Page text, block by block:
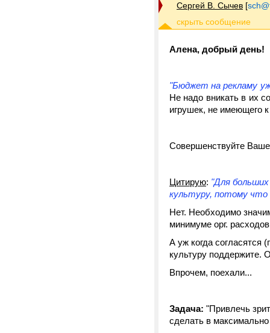
Сергей В. Сычев [
Алена, добрый день!
"Бюджет на рекламу
Не надо вникать в их
игрушек, не имеющего
Совершенствуйте
Цитирую: "Для
культуру, потому что
Нет. Необходимо
минимуме орг.
А уж когда согласятся
культуру
Впрочем, поехали...
Задача: "Привлечь
сделать в